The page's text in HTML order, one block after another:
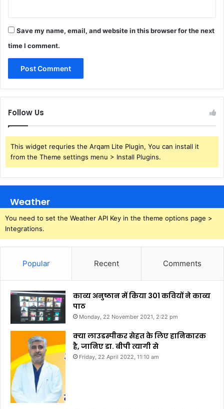
Save my name, email, and website in this browser for the next
time I comment.
Follow Us
This widget requries the Arqam Lite Plugin, You can install it
from the Theme settings menu > Install Plugins.
Weather
You need to set the Weather API Key in the theme options page >
Integrations.
Popular Recent Comments
काव्य अनुष्ठान में किया 301 कवियों ने काव्य
पाठ
Monday, 22 November 2021, 2:22 pm
क्या लाउडस्पीकर सेहत के लिए हानिकारक
है, जानिए डा. बीपी त्यागी से
Friday, 22 April 2022, 11:10 am